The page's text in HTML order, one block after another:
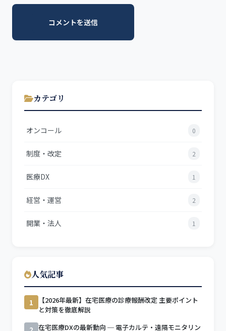
カテゴリ
オンコール 0
制度・改定 2
医療DX 1
経営・運営 2
開業・法人 1
人気記事
1
【2026年最新】在宅医療の診療報酬改定 主要ポイント
と対策を徹底解説
在宅医療DXの最新動向 ─ 電子カルテ・遠隔モニタリン